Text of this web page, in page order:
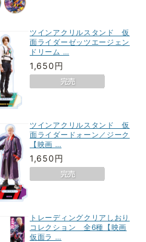
ツインアクリルスタンド 仮
面ライダーゼッツエージェン
ドリーム …
1,650円
ツインアクリルスタンド 仮
面ライダードォーン／ジーク
【映画 …
1,650円
トレーディングクリアしおり
コレクション 全6種【映画
仮面ラ …